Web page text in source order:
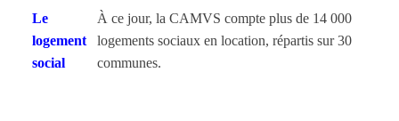
Le
logement
social
À ce jour, la CAMVS compte plus de 14 000
logements sociaux en location, répartis sur 30
communes.